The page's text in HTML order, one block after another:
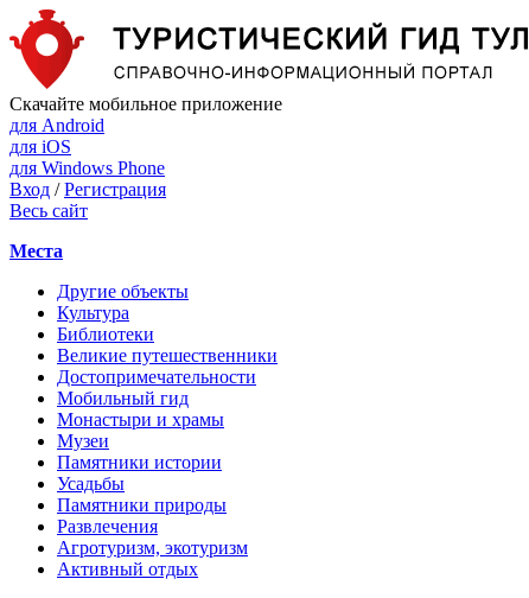
Скачайте мобильное приложение
для Android
для iOS
для Windows Phone
Вход /Регистрация
Весь сайт
Места
Другие объекты
Культура
Библиотеки
Великие путешественники
Достопримечательности
Мобильный гид
Монастыри и храмы
Музеи
Памятники истории
Усадьбы
Памятники природы
Развлечения
Агротуризм, экотуризм
Активный отдых